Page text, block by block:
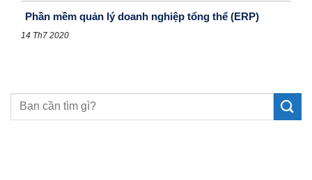
Phần mềm quản lý doanh nghiệp tổng thể (ERP)
14 Th7 2020